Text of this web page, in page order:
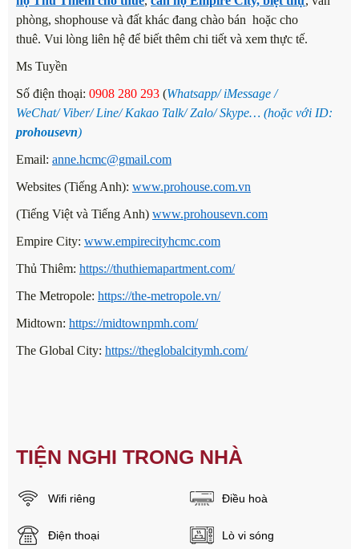
phòng, shophouse và đất khác đang chào bán hoặc cho
thuê. Vui lòng liên hệ để biết thêm chi tiết và xem thực tế.
Ms Tuyền
Số điện thoại: 0908 280 293 (Whatsapp/iMessage /
WeChat/Viber/Line/Kakao Talk/Zalo/ Skype… (hoặc với ID:
prohousevn)
Email: anne.hcmc@gmail.com
Websites (Tiếng Anh): www.prohouse.com.vn
(Tiếng Việt và Tiếng Anh) www.prohousevn.com
Empire City: www.empirecityhcmc.com
Thủ Thiêm: https://thuthiemapartment.com/
The Metropole: https://the-metropole.vn/
Midtown: https://midtownpmh.com/
The Global City: https://theglobalcitymh.com/
TIỆN NGHI TRONG NHÀ
Wifi riêng Điều hoà
Điện thoại Lò vi sóng